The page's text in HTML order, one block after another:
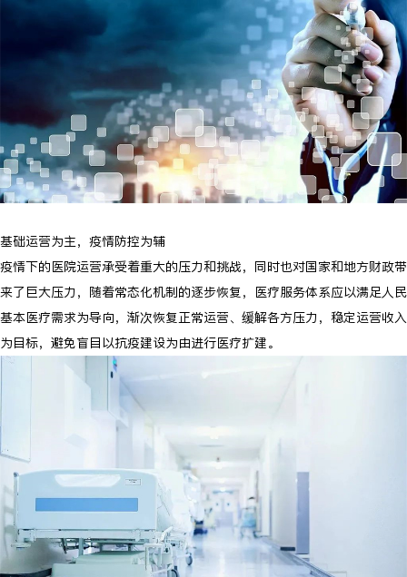
基础运营为主，疫情防控为辅
疫情下的医院运营承受着重大的压力和挑战，同时也对国家和地方财政带
来了巨大压力，随着常态化机制的逐步恢复，医疗服务体系应以满足人民
基本医疗需求为导向，渐次恢复正常运营、缓解各方压力，稳定运营收入
为目标，避免盲目以抗疫建设为由进行医疗扩建。